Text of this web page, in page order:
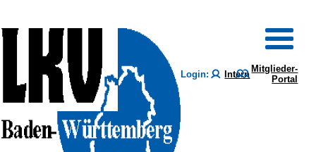
Login: Intern Mitglieder-
Portal